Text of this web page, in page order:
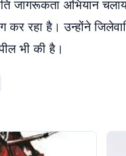
जागरूकता अभियान
कर रहा है। उन्होंने
भी की है।